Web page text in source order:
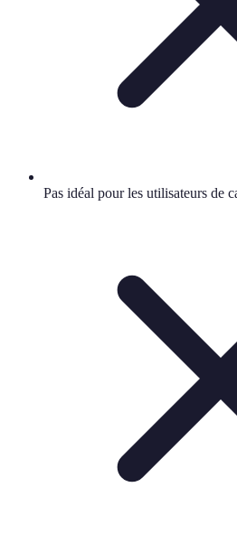
Pas idéal pour les utilisateurs de